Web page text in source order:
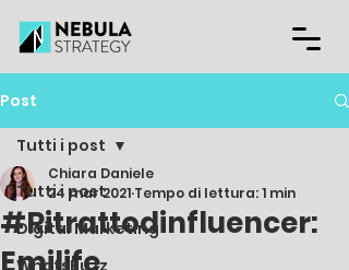
Post
Tutti i post
Digital Marketing
WhatsBuzz
Tutti i post
#Ritrattodinfluencer:
Chiara Daniele
24 mar 2021 Tempo di lettura: 1 min